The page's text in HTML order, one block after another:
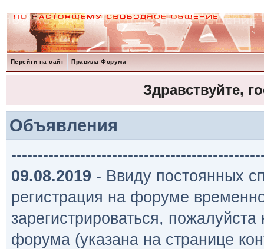
Перейти на сайт Правила Форума
Здравствуйте,
Объявления
09.08.2019 - Ввиду постоянных
регистрация на форуме
зарегистрироваться,
форума (указана на странице